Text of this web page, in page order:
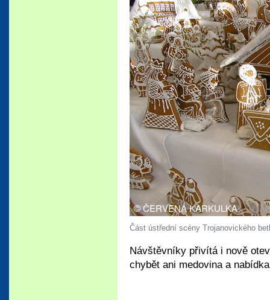
Část ústřední scény Trojanovického
Návštěvníky přivítá i nově
chybět ani medovina a